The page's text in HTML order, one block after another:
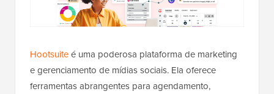
Hootsuiteé uma poderosa plataforma de marketing
e gerenciamento de mídias sociais. Ela oferece
ferramentas abrangentes para agendamento,